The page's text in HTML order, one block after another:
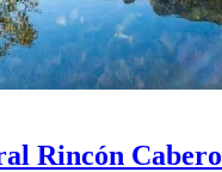
Rincón Cabero